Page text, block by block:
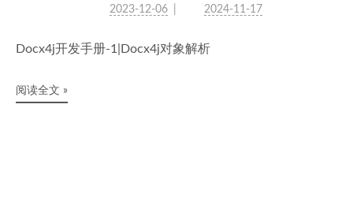
2023-12-06 2024-11-17
Docx4j开发手册-1|Docx4j对象解析
阅读全文 »